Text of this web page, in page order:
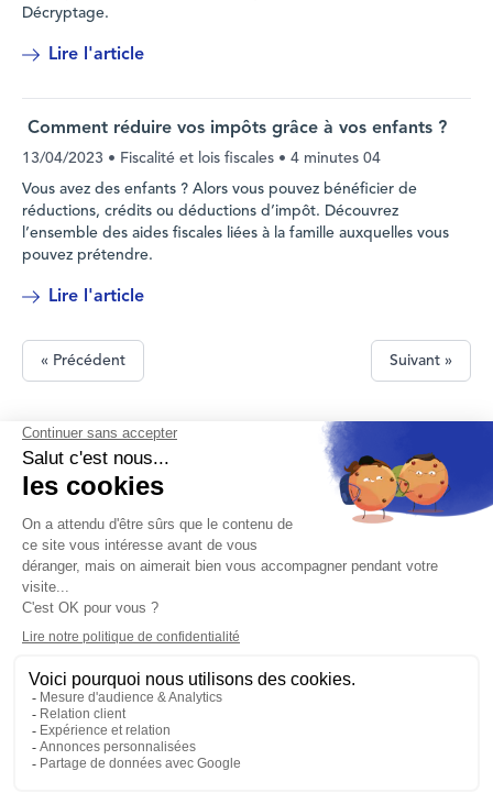
Décryptage.
Lire l'article
Comment réduire vos impôts grâce à vos enfants ?
13/04/2023 • Fiscalité et lois fiscales • 4 minutes 04
Vous avez des enfants ? Alors vous pouvez bénéficier de
réductions, crédits ou déductions d’impôt. Découvrez
l’ensemble des aides fiscales liées à la famille auxquelles vous
pouvez prétendre.
Lire l'article
« Précédent Suivant »
Protection des données personnelles
Réclamation et médiation
Conditions générales d'utilisation
Politique de gestion des cookies